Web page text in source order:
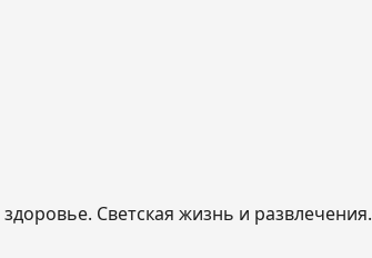
Светская жизнь и развлечения.